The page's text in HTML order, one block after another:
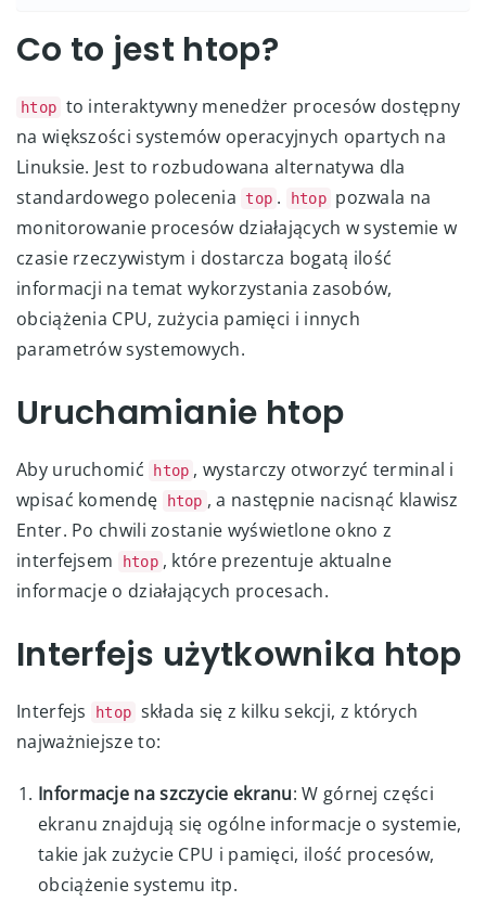
Co to jest htop?
htop to interaktywny menedżer procesów dostępny
na większości systemów operacyjnych opartych na
Linuksie. Jest to rozbudowana alternatywa dla
standardowego polecenia
top . htop pozwala na
monitorowanie procesów działających w systemie w
czasie rzeczywistym i dostarcza bogatą ilość
informacji na temat wykorzystania zasobów,
obciążenia CPU, zużycia pamięci i innych
parametrów systemowych.
Uruchamianie htop
Aby uruchomić htop , wystarczy otworzyć terminal i
wpisać komendę
htop , a następnie nacisnąć klawisz
Enter. Po chwili zostanie wyświetlone okno z
interfejsem
htop , które prezentuje aktualne
informacje o działających procesach.
Interfejs użytkownika htop
Interfejs htop składa się z kilku sekcji, z których
najważniejsze to:
Informacje na szczycie ekranu: W górnej części
ekranu znajdują się ogólne informacje o systemie,
takie jak zużycie CPU i pamięci, ilość procesów,
obciążenie systemu itp.